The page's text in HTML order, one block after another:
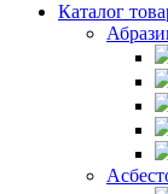
Каталог